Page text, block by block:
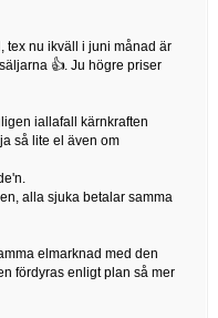
tex nu ikväll i juni månad är
👍. Ju högre priser
iallafall kärnkraften
så lite el även om
alla sjuka betalar samma
elmarknad med den
fördyras enligt plan så mer